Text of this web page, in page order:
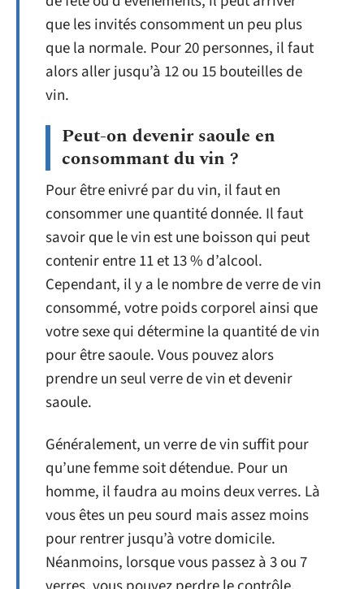
que les invités consomment un peu plus
que la normale. Pour 20 personnes, il faut
alors aller jusqu’à 12 ou 15 bouteilles de
vin.
Peut-on devenir saoule en
consommant du vin ?
Pour être enivré par du vin, il faut en
consommer une quantité donnée. Il faut
savoir que le vin est une boisson qui peut
contenir entre 11 et 13 % d’alcool.
Cependant, il y a le nombre de verre de vin
consommé, votre poids corporel ainsi que
votre sexe qui détermine la quantité de vin
pour être saoule. Vous pouvez alors
prendre un seul verre de vin et devenir
saoule.
Généralement, un verre de vin suffit pour
qu’une femme soit détendue. Pour un
homme, il faudra au moins deux verres. Là
vous êtes un peu sourd mais assez moins
pour rentrer jusqu’à votre domicile.
Néanmoins, lorsque vous passez à 3 ou 7